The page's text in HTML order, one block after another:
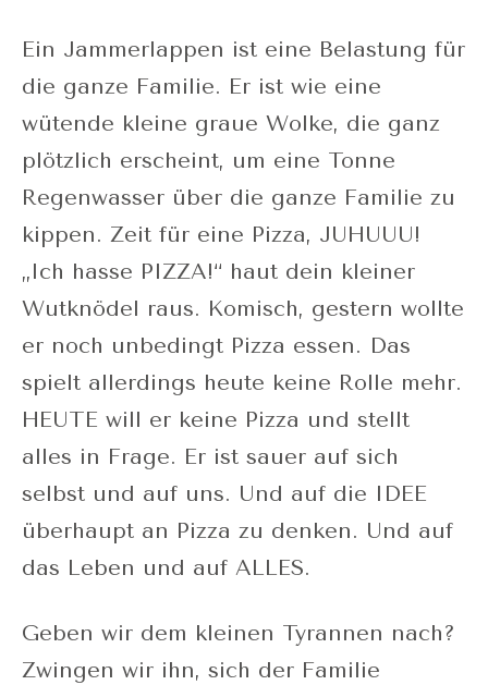
Ein Jammerlappen ist eine Belastung für
die ganze Familie. Er ist wie eine
wütende kleine graue Wolke, die ganz
plötzlich erscheint, um eine Tonne
Regenwasser über die ganze Familie zu
kippen. Zeit für eine Pizza, JUHUUU!
„Ich hasse PIZZA!“ haut dein kleiner
Wutknödel raus. Komisch, gestern wollte
er noch unbedingt Pizza essen. Das
spielt allerdings heute keine Rolle mehr.
HEUTE will er keine Pizza und stellt
alles in Frage. Er ist sauer auf sich
selbst und auf uns. Und auf die IDEE
überhaupt an Pizza zu denken. Und auf
das Leben und auf ALLES.
Geben wir dem kleinen Tyrannen nach?
Zwingen wir ihn, sich der Familie